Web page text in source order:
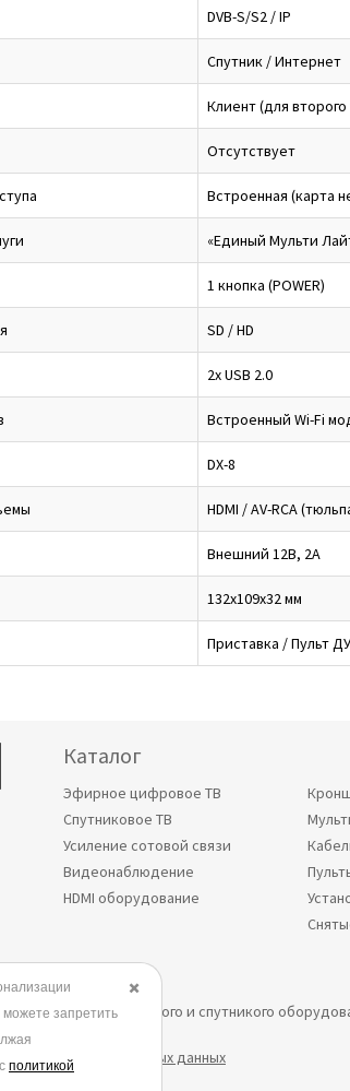
DVB-S/S2 / IP
Спутник / Интернет
Клиент (для
Отсутствует
Встроенная (карта
«Единый Мульти
1 кнопка (POWER)
SD / HD
2x USB 2.0
Встроенный Wi-Fi
DX-8
HDMI / AV-RCA
Внешний 12В, 2А
132x109x32 мм
Приставка / Пульт
Каталог
Эфирное цифровое ТВ
Спутниковое ТВ
Усиление сотовой связи
Видеонаблюдение
HDMI оборудование
магазин эфирного и спутникого
персональных данных
✖️
можете запретить
политикой